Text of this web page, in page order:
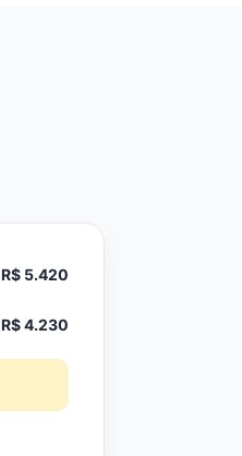
R$ 5.420
R$ 4.230